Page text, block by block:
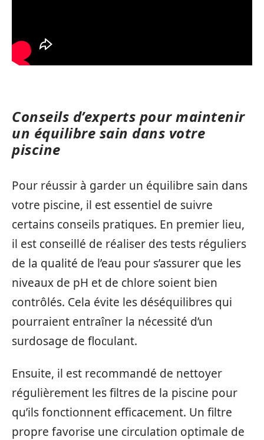
Conseils d’experts pour maintenir
un équilibre sain dans votre
piscine
Pour réussir à garder un équilibre sain dans
votre piscine, il est essentiel de suivre
certains conseils pratiques. En premier lieu,
il est conseillé de réaliser des tests réguliers
de la qualité de l’eau pour s’assurer que les
niveaux de pH et de chlore soient bien
contrôlés. Cela évite les déséquilibres qui
pourraient entraîner la nécessité d’un
surdosage de floculant.
Ensuite, il est recommandé de nettoyer
régulièrement les filtres de la piscine pour
qu’ils fonctionnent efficacement. Un filtre
propre favorise une circulation optimale de